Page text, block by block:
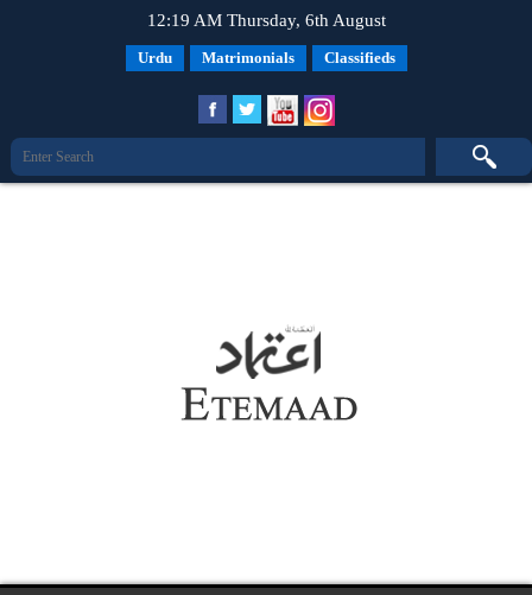
12:19 AM Thursday, 6th August
Urdu Matrimonials Classifieds